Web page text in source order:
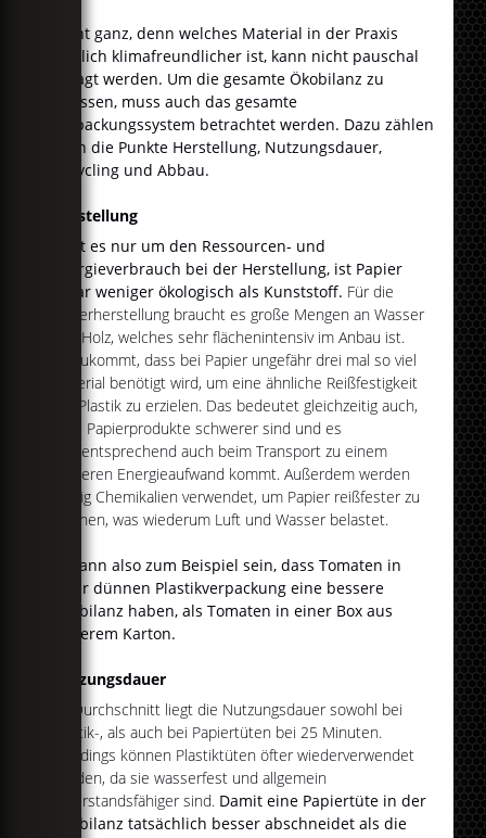
Nicht ganz, denn welches Material in der Praxis
wirklich klimafreundlicher ist, kann nicht pauschal
gesagt werden. Um die gesamte Ökobilanz zu
erfassen, muss auch das gesamte
Verpackungssystem betrachtet werden. Dazu zählen
auch die Punkte Herstellung, Nutzungsdauer,
Recycling und Abbau.
Herstellung
Geht es nur um den Ressourcen- und
Energieverbrauch bei der Herstellung, ist Papier
sogar weniger ökologisch als Kunststoff. Für die
Papierherstellung braucht es große Mengen an Wasser
und Holz, welches sehr flächenintensiv im Anbau ist.
Hinzukommt, dass bei Papier ungefähr drei mal so viel
Material benötigt wird, um eine ähnliche Reißfestigkeit
wie Plastik zu erzielen. Das bedeutet gleichzeitig auch,
dass Papierprodukte schwerer sind und es
dementsprechend auch beim Transport zu einem
größeren Energieaufwand kommt. Außerdem werden
häufig Chemikalien verwendet, um Papier reißfester zu
machen, was wiederum Luft und Wasser belastet.
Es kann also zum Beispiel sein, dass Tomaten in
einer dünnen Plastikverpackung eine bessere
Ökobilanz haben, als Tomaten in einer Box aus
dickerem Karton.
Nutzungsdauer
Im Durchschnitt liegt die Nutzungsdauer sowohl bei
Plastik-, als auch bei Papiertüten bei 25 Minuten.
Allerdings können Plastiktüten öfter wiederverwendet
werden, da sie wasserfest und allgemein
widerstandsfähiger sind. Damit eine Papiertüte in der
Ökobilanz tatsächlich besser abschneidet als die